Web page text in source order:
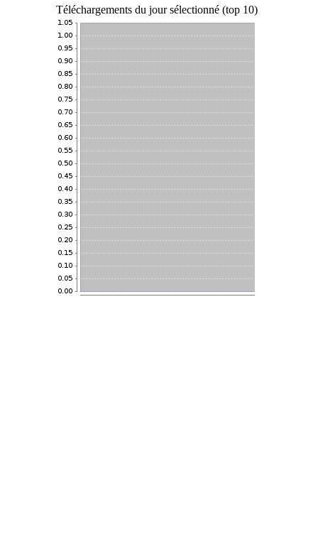
Téléchargements du jour sélectionné (top 10)